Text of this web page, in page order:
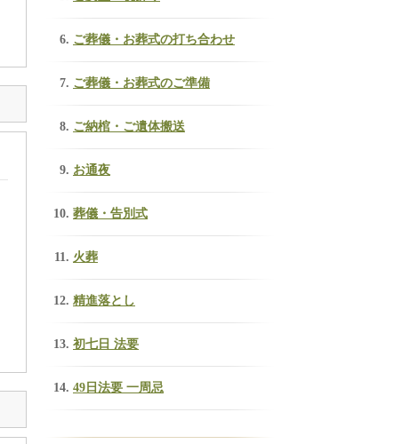
ご葬儀・お葬式の打ち合わせ
ご葬儀・お葬式のご準備
ご納棺・ご遺体搬送
お通夜
葬儀・告別式
火葬
精進落とし
初七日 法要
49日法要 一周忌